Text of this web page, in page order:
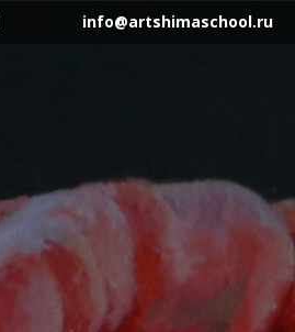
info@artshimaschool.ru